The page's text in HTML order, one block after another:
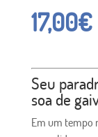
17,00€
Seu
soa de
Em um tempo